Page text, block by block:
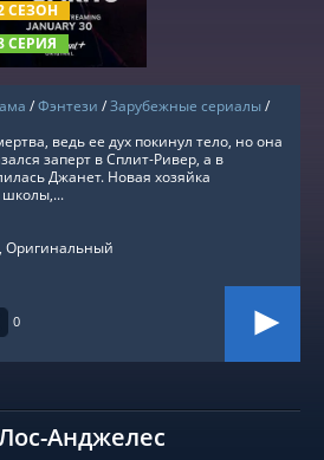
СЕЗОН
СЕРИЯ
/Фэнтези /Зарубежные сериалы/
0
ведь ее дух покинул тело, но она
заперт в Сплит-Ривер, а в
Джанет. Новая хозяйка
школы,...
Оригинальный
Анджелес